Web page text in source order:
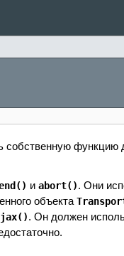
собственную функцию
и abort(). Они
объекта
. Он должен